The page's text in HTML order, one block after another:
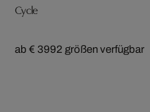
Cycle
ab € 3992 größen verfügbar